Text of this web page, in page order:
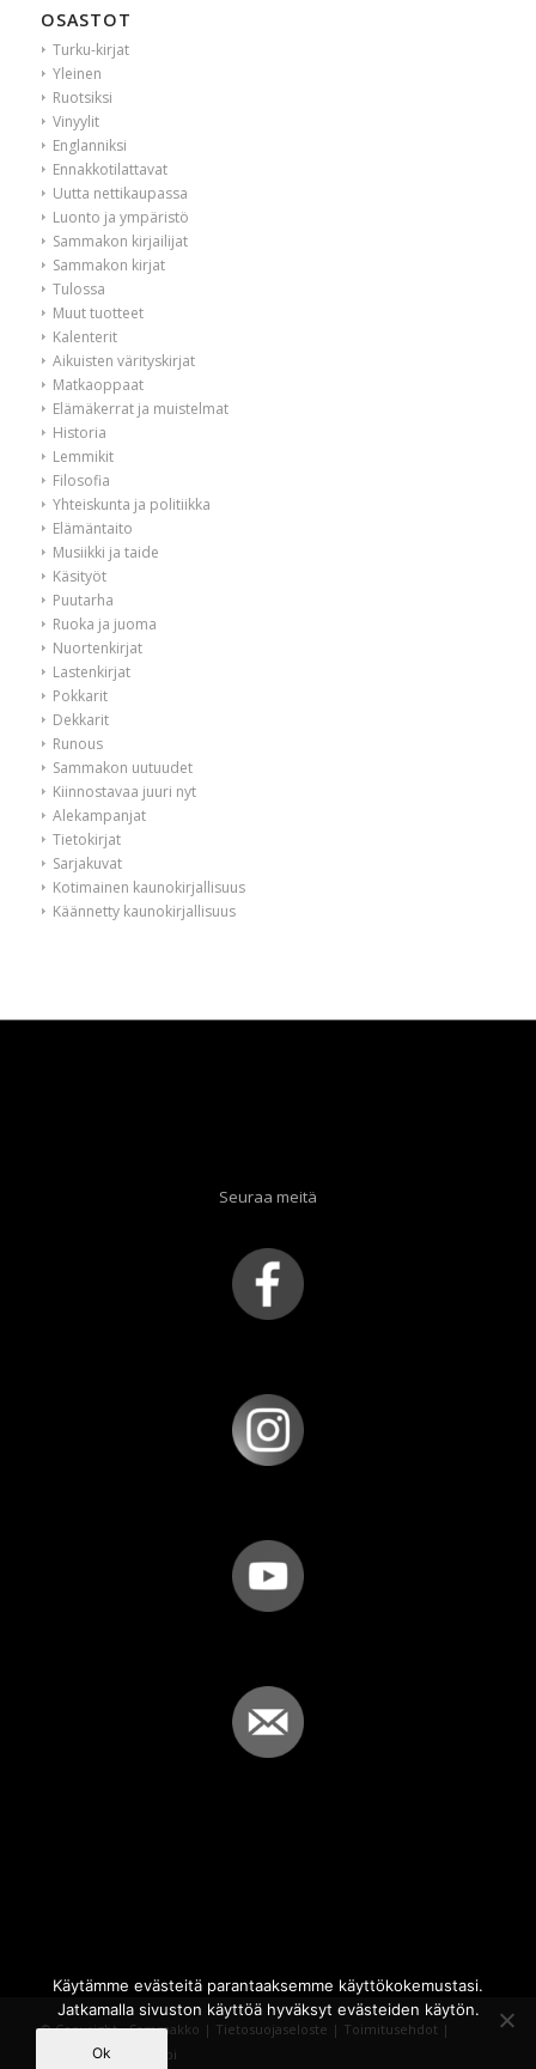
OSASTOT
Turku-kirjat
Yleinen
Ruotsiksi
Vinyylit
Englanniksi
Ennakkotilattavat
Uutta nettikaupassa
Luonto ja ympäristö
Sammakon kirjailijat
Sammakon kirjat
Tulossa
Muut tuotteet
Kalenterit
Aikuisten värityskirjat
Matkaoppaat
Elämäkerrat ja muistelmat
Historia
Lemmikit
Filosofia
Yhteiskunta ja politiikka
Elämäntaito
Musiikki ja taide
Käsityöt
Puutarha
Ruoka ja juoma
Nuortenkirjat
Lastenkirjat
Pokkarit
Dekkarit
Runous
Sammakon uutuudet
Kiinnostavaa juuri nyt
Alekampanjat
Tietokirjat
Sarjakuvat
Kotimainen kaunokirjallisuus
Käännetty kaunokirjallisuus
Seuraa meitä
© Copyright - Sammakko | Tietosuojaseloste | Toimitusehdot |
Powered by
iQWebbi
Käytämme evästeitä parantaaksemme käyttökokemustasi.
Jatkamalla sivuston käyttöä hyväksyt evästeiden käytön.
Ok